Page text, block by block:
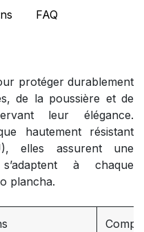
FAQ
protéger durablement
de la poussière et de
leur élégance.
hautement résistant
elles assurent une
à chaque
plancha.